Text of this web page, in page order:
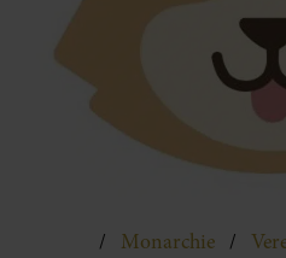
Monarchie